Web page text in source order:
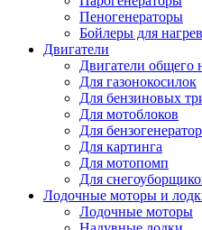
Пеногенераторы
Бойлеры для
Двигатели
Двигатели общего
Для газонокосилок
Для бензиновых
Для мотоблоков
Для
Для картинга
Для мотопомп
Для
Лодочные моторы и
Лодочные моторы